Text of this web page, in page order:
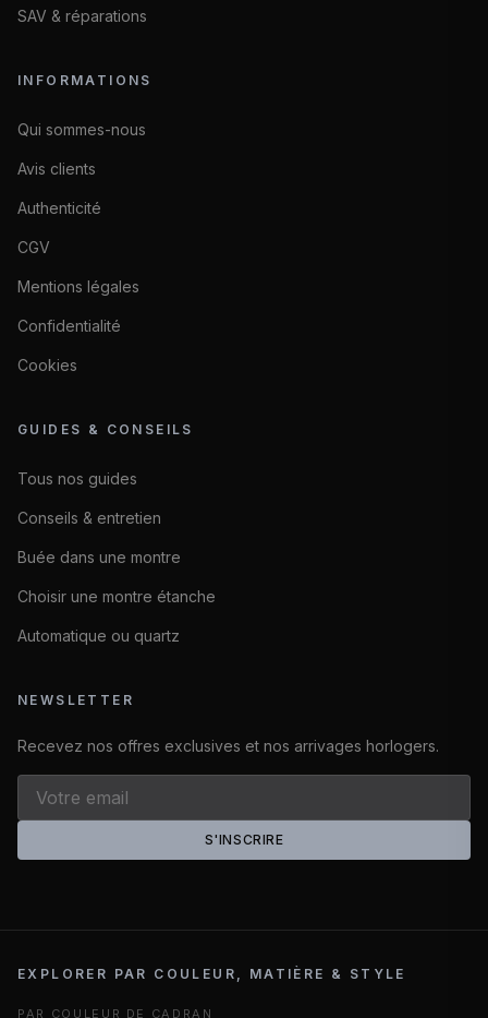
SAV & réparations
INFORMATIONS
Qui sommes-nous
Avis clients
Authenticité
CGV
Mentions légales
Confidentialité
Cookies
GUIDES & CONSEILS
Tous nos guides
Conseils & entretien
Buée dans une montre
Choisir une montre étanche
Automatique ou quartz
NEWSLETTER
Recevez nos offres exclusives et nos arrivages horlogers.
S'INSCRIRE
EXPLORER PAR COULEUR, MATIÈRE & STYLE
PAR COULEUR DE CADRAN